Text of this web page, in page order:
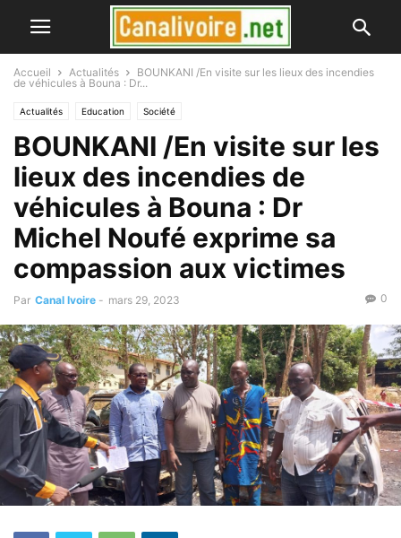
Accueil Actualités
BOUNKANI /En visite sur les lieux des incendies
de véhicules à Bouna : Dr...
Actualités Education Société
BOUNKANI /En visite sur les
lieux des incendies de
véhicules à Bouna : Dr
Michel Noufé exprime sa
compassion aux victimes
Par Canal Ivoire - mars 29, 2023 0